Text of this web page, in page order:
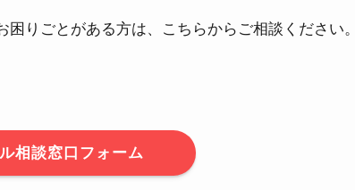
りごとがある方は、こちらからご相談ください。
相談窓口フォーム